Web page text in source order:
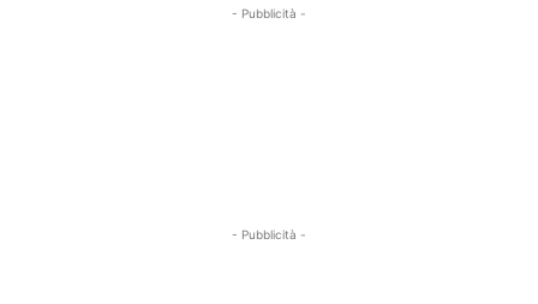
- Pubblicità -
- Pubblicità -